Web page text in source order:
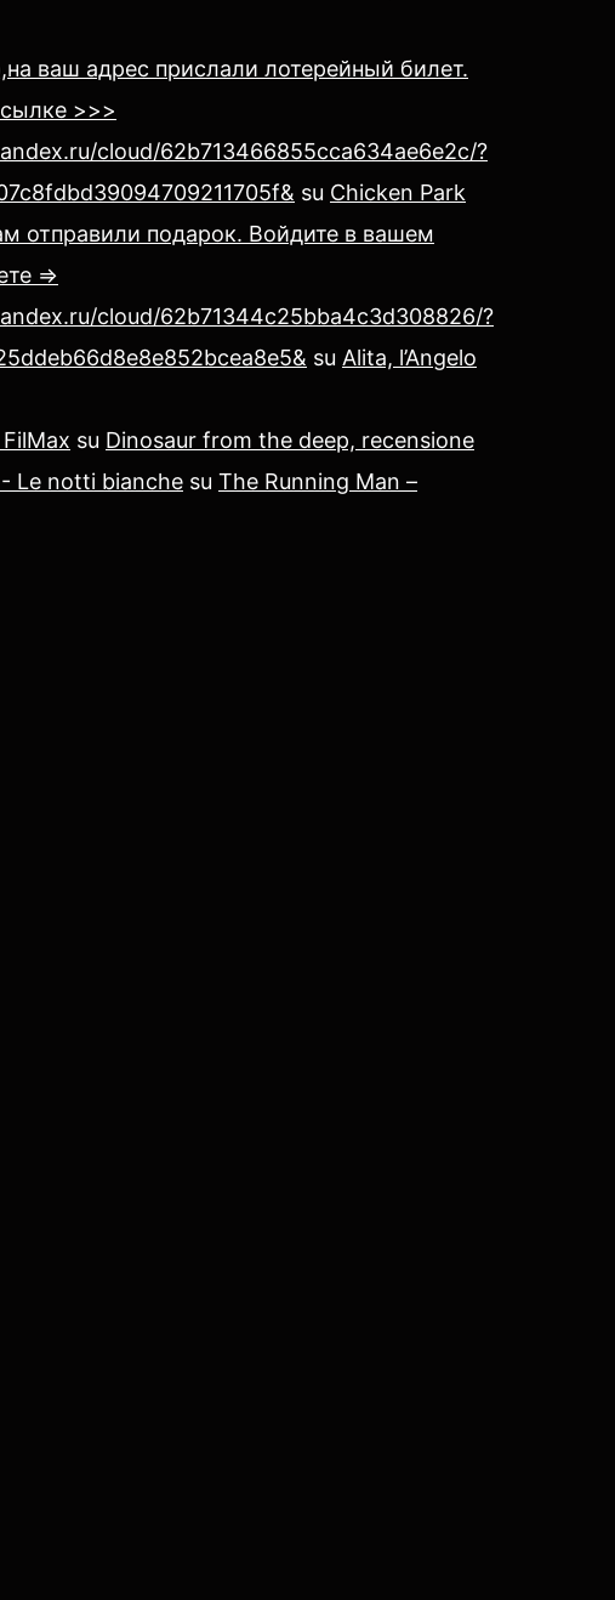
ваш адрес прислали лотерейный билет.
>>>
cloud/62b713466855cca634ae6e2c/?
su Chicken Park
отправили подарок. Войдите в вашем
=>
cloud/62b71344c25bba4c3d308826/?
su Alita, l’Angelo
su Dinosaur from the deep, recensione
Le notti bianche su The Running Man –